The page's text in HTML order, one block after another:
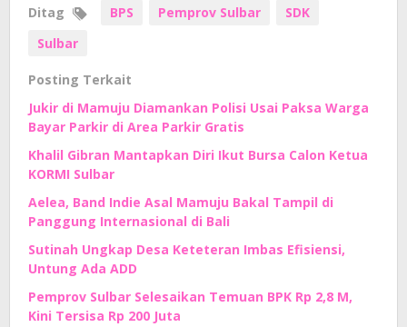
Ditag BPS Pemprov Sulbar
SDK
Sulbar
Posting Terkait
Jukir di Mamuju Diamankan Polisi Usai Paksa Warga
Bayar Parkir di Area Parkir Gratis
Khalil Gibran Mantapkan Diri Ikut Bursa Calon Ketua
KORMI Sulbar
Aelea, Band Indie Asal Mamuju Bakal Tampil di
Panggung Internasional di Bali
Sutinah Ungkap Desa Keteteran Imbas Efisiensi,
Untung Ada ADD
Pemprov Sulbar Selesaikan Temuan BPK Rp 2,8 M,
Kini Tersisa Rp 200 Juta